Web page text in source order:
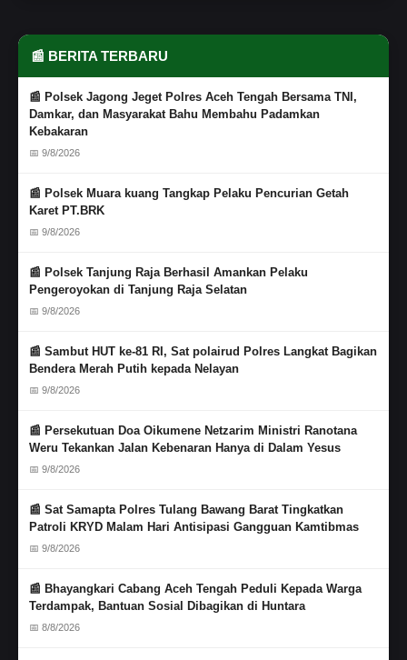
📰 BERITA TERBARU
📰 Polsek Jagong Jeget Polres Aceh Tengah Bersama TNI,
Damkar, dan Masyarakat Bahu Membahu Padamkan
Kebakaran
📅 9/8/2026
📰 Polsek Muara kuang Tangkap Pelaku Pencurian Getah
Karet PT.BRK
📅 9/8/2026
📰 Polsek Tanjung Raja Berhasil Amankan Pelaku
Pengeroyokan di Tanjung Raja Selatan
📅 9/8/2026
📰 Sambut HUT ke-81 RI, Sat polairud Polres Langkat Bagikan
Bendera Merah Putih kepada Nelayan
📅 9/8/2026
📰 Persekutuan Doa Oikumene Netzarim Ministri Ranotana
Weru Tekankan Jalan Kebenaran Hanya di Dalam Yesus
📅 9/8/2026
📰 Sat Samapta Polres Tulang Bawang Barat Tingkatkan
Patroli KRYD Malam Hari Antisipasi Gangguan Kamtibmas
📅 9/8/2026
📰 Bhayangkari Cabang Aceh Tengah Peduli Kepada Warga
Terdampak, Bantuan Sosial Dibagikan di Huntara
📅 8/8/2026